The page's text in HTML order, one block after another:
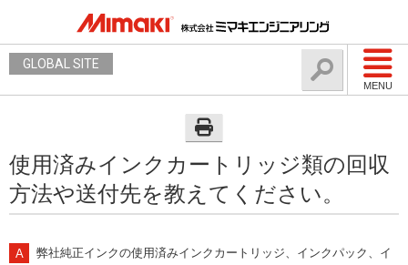
MENU
GLOBAL SITE
使用済みインクカートリッジ類の回収
方法や送付先を教えてください。
弊社純正インクの使用済みインクカートリッジ、インクパック、イ